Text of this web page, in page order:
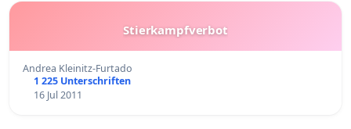
Stierkampfverbot
Andrea Kleinitz-Furtado
1 225 Unterschriften
16 Jul 2011